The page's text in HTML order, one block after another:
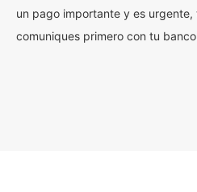
un pago importante y es
comuniques primero con tu